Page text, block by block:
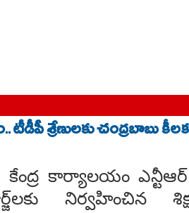
టీడీపీ శ్రేణులకు చంద్రబాబు
కేంద్ర కార్యాలయం
నిర్వహించిన